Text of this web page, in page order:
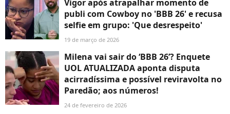
Vigor após atrapalhar momento de
publi com Cowboy no 'BBB 26' e recusa
selfie em grupo: 'Que desrespeito'
19 de março de 2026
Milena vai sair do ‘BBB 26’? Enquete
UOL ATUALIZADA aponta disputa
acirradíssima e possível reviravolta no
Paredão; aos números!
24 de fevereiro de 2026